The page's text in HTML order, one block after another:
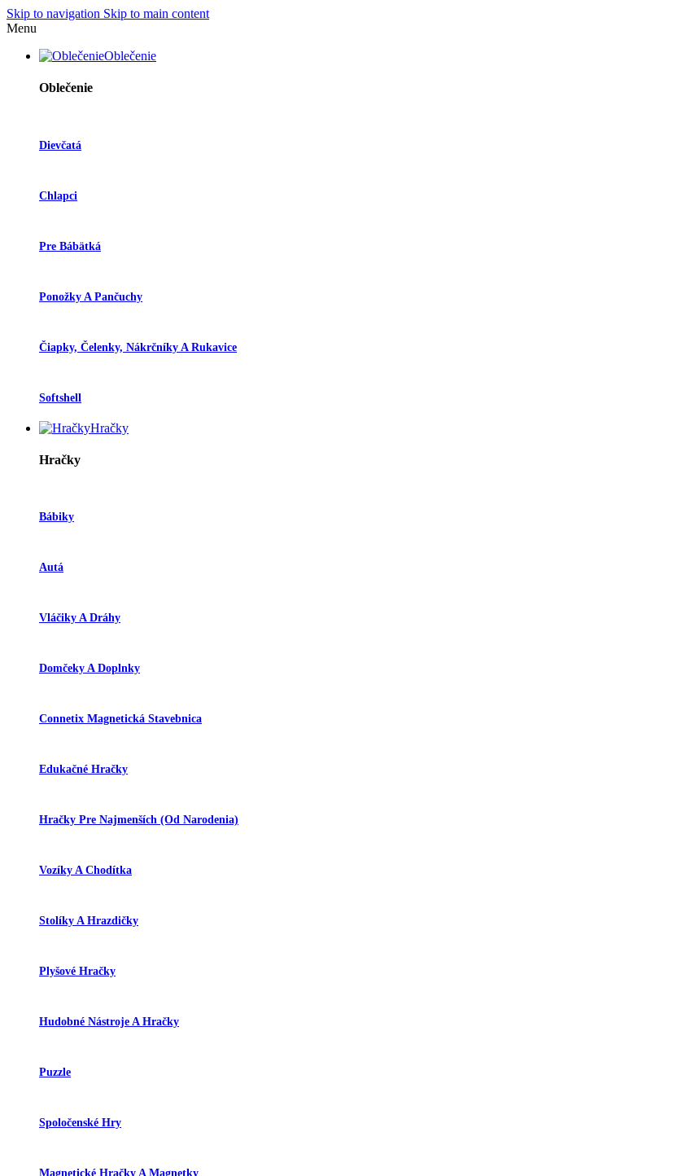
Skip to navigation Skip to main content
Menu
Oblečenie
Oblečenie
Dievčatá
Chlapci
Pre Bábätká
Ponožky A Pančuchy
Čiapky, Čelenky, Nákrčníky A Rukavice
Softshell
Hračky
Hračky
Bábiky
Autá
Vláčiky A Dráhy
Domčeky A Doplnky
Connetix Magnetická Stavebnica
Edukačné Hračky
Hračky Pre Najmenších (od Narodenia)
Vozíky A Chodítka
Stolíky A Hrazdičky
Plyšové Hračky
Hudobné Nástroje A Hračky
Puzzle
Spoločenské Hry
Magnetické Hračky A Magnetky